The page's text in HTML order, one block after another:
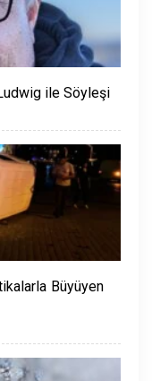
ile Söyleşi
Büyüyen